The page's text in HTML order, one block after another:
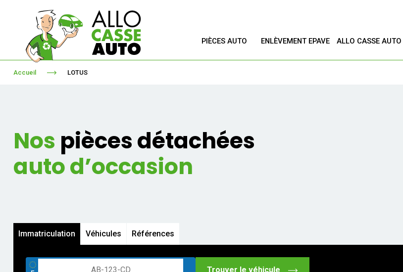
PIÈCES AUTO ENLÈVEMENT EPAVE ALLO CASSE AUTO
Accueil LOTUS
Nos pièces détachées
auto d’occasion
Immatriculation Véhicules Références
Trouver le véhicule